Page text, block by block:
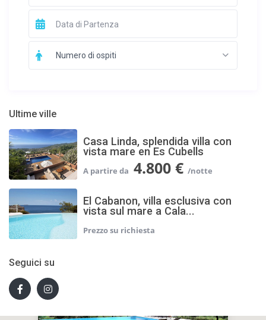
Numero di ospiti
Ultime ville
Casa Linda, splendida villa con
vista mare en Es Cubells
4.800 €
El Cabanon, villa esclusiva con
vista sul mare a Cala...
Seguici su